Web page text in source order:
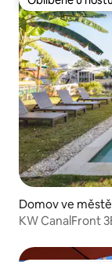
Oblíbené u hostů
Domov ve
KW CanalFront